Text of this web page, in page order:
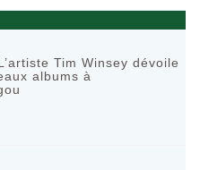
Tim Winsey dévoile
albums à